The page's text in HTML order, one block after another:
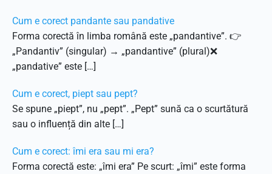
Cum e corect pandante sau pandative
Forma corectă în limba română este „pandantive”. 👉
„Pandantiv” (singular) → „pandantive” (plural)❌
„pandative” este […]
Cum e corect, piept sau pept?
Se spune „piept”, nu „pept”. „Pept” sună ca o scurtătură
sau o influență din alte […]
Cum e corect: îmi era sau mi era?
Forma corectă este: „îmi era” Pe scurt: „îmi” este forma